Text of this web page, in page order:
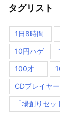
タグリスト
1日8時間
10円ハゲ
100才
CDプレイヤー
「場創りセッ